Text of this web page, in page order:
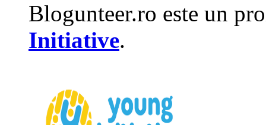
Blogunteer.ro este un
Initiative.